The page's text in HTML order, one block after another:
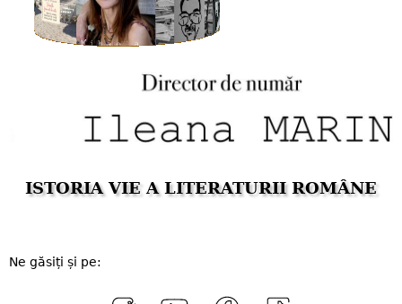
ISTORIA VIE A LITERATURII ROMÂNE
Ne găsiți și pe: